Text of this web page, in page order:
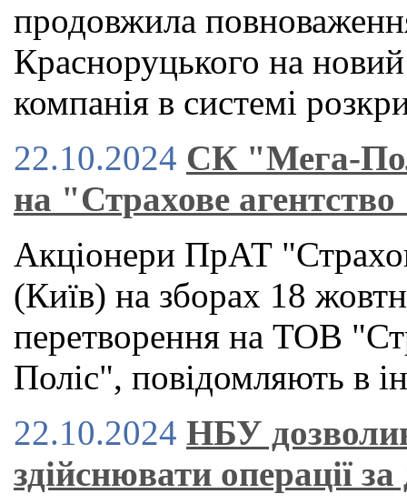
продовжила
Красноруцького на
компанія в системі
22.10.2024 СК "Мега-
на "Страхове
Акціонери ПрАТ
(Київ) на зборах 18
перетворення на ТОВ
Поліс", повідомляють в
22.10.2024 НБУ
здійснювати операції